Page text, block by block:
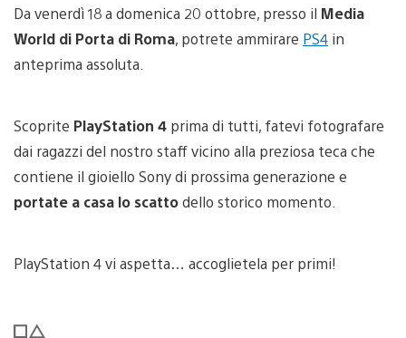
Da venerdì 18 a domenica 20 ottobre, presso il Media
World di Porta di Roma, potrete ammirare PS4 in
anteprima assoluta.
Scoprite PlayStation 4 prima di tutti, fatevi fotografare
dai ragazzi del nostro staff vicino alla preziosa teca che
contiene il gioiello Sony di prossima generazione e
portate a casa lo scattodello storico momento.
PlayStation 4 vi aspetta… accoglietela per primi!